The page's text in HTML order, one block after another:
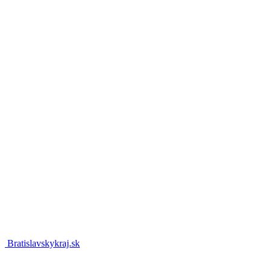
Bratislavskykraj.sk